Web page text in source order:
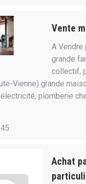
Vente
A Vendre
grande
collectif,
Vienne) grande
plomberie
Achat